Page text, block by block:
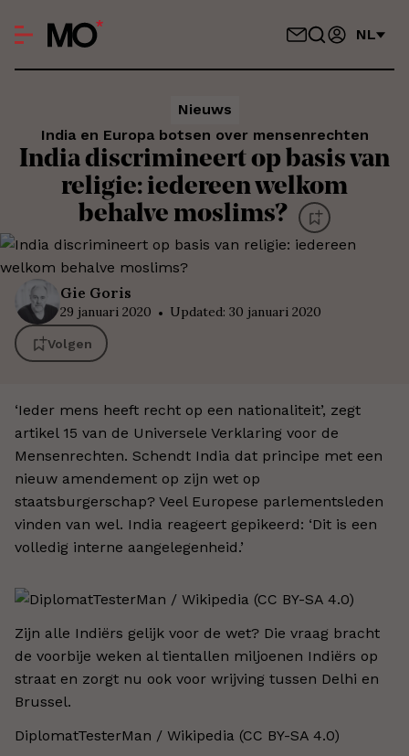
NL
Nieuws
India en Europa botsen over mensenrechten
India discrimineert op basis van
religie: iedereen welkom
behalve moslims?
Gie Goris
29 januari 2020 Updated: 30 januari 2020
Volgen
‘Ieder mens heeft recht op een nationaliteit’, zegt
artikel 15 van de Universele Verklaring voor de
Mensenrechten. Schendt India dat principe met een
nieuw amendement op zijn wet op
staatsburgerschap? Veel Europese parlementsleden
vinden van wel. India reageert gepikeerd: ‘Dit is een
volledig interne aangelegenheid.’
Zijn alle Indiërs gelijk voor de wet? Die vraag bracht
de voorbije weken al tientallen miljoenen Indiërs op
straat en zorgt nu ook voor wrijving tussen Delhi en
Brussel.
DiplomatTesterMan / Wikipedia (CC BY-SA 4.0)